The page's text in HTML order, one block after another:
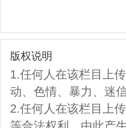
版权说明
1.任何人在该栏目上
动、色情、暴力、迷
2.任何人在该栏目上